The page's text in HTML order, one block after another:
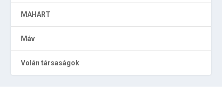
MAHART
Máv
Volán társaságok